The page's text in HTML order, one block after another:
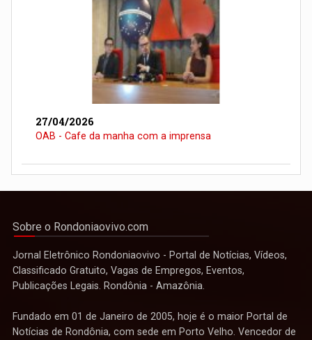
27/04/2026
OAB - Cafe da manha com a imprensa
Sobre o Rondoniaovivo.com
Jornal Eletrônico Rondoniaovivo - Portal de Notícias, Vídeos,
Classificado Gratuito, Vagas de Empregos, Eventos,
Publicações Legais. Rondônia - Amazônia.
Fundado em 01 de Janeiro de 2005, hoje é o maior Portal de
Notícias de Rondônia, com sede em Porto Velho. Vencedor de